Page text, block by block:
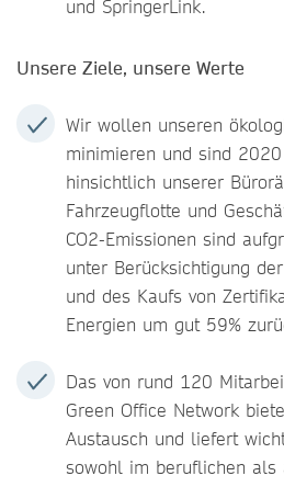
und SpringerLink.
Unsere Ziele, unsere Werte
Wir wollen unseren
minimieren und sind
hinsichtlich unserer
Fahrzeugflotte und
CO2-Emissionen sind
unter Berücksichtigung
und des Kaufs von
Energien um gut 59%
Das von rund 120
Green Office Network
Austausch und liefert
sowohl im beruflichen als